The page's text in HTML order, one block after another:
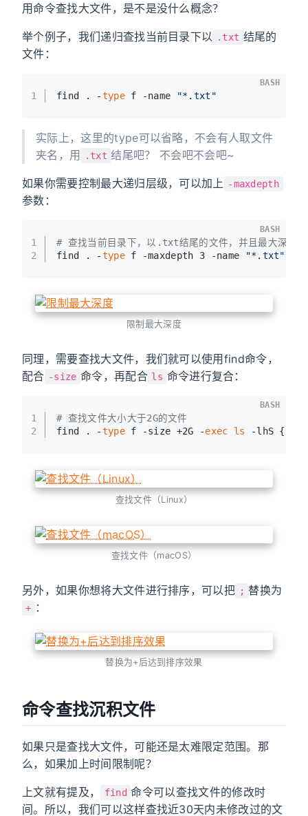
用命令查找大文件，是不是没什么概念？
举个例子，我们递归查找当前目录下以 .txt 结尾的
文件：
1 find . -type f -name "*.txt"
BASH
实际上，这里的type可以省略，不会有人取文件
夹名，用
.txt 结尾吧？ 不会吧不会吧~
如果你需要控制最大递归层级，可以加上 -maxdepth
参数：
1
2
# 查找当前目录下，以.txt结尾的文件，并且最大深度
find . -type f -maxdepth 3 -name "*.txt"
BASH
限制最大深度
同理，需要查找大文件，我们就可以使用find命令，
配合 -size 命令，再配合 ls 命令进行复合：
1
2
# 查找文件大小大于2G的文件
find . -type f -size +2G -exec ls -lhS {} \;
BASH
查找文件（Linux）
查找文件（macOS）
另外，如果你想将大文件进行排序，可以把 ; 替换为
+ ：
替换为+后达到排序效果
命令查找沉积文件
如果只是查找大文件，可能还是太难限定范围。那
么，如果加上时间限制呢？
上文就有提及， find 命令可以查找文件的修改时
间。所以，我们可以这样查找近30天内未修改过的文